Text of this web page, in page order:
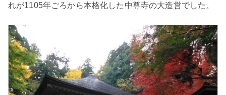
れが1105年ごろから本格化した中尊寺の大造営でした。